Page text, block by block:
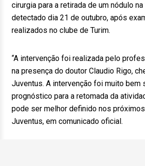
cirurgia para a retirada de um nódulo
detectado dia 21 de outubro, após
realizados no clube de Turim.
“A intervenção foi realizada pelo
na presença do doutor Claudio Rigo,
Juventus. A intervenção foi muito bem
prognóstico para a retomada da
pode ser melhor definido nos
Juventus, em comunicado oficial.